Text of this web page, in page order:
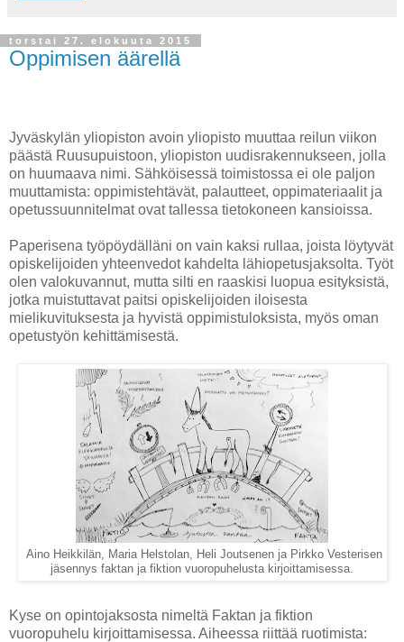
torstai 27. elokuuta 2015
Oppimisen äärellä
Jyväskylän yliopiston avoin yliopisto muuttaa reilun viikon
päästä Ruusupuistoon, yliopiston uudisrakennukseen, jolla
on huumaava nimi. Sähköisessä toimistossa ei ole paljon
muuttamista: oppimistehtävät, palautteet, oppimateriaalit ja
opetussuunnitelmat ovat tallessa tietokoneen kansioissa.
Paperisena työpöydälläni on vain kaksi rullaa, joista löytyvät
opiskelijoiden yhteenvedot kahdelta lähiopetusjaksolta. Työt
olen valokuvannut, mutta silti en raaskisi luopua esityksistä,
jotka muistuttavat paitsi opiskelijoiden iloisesta
mielikuvituksesta ja hyvistä oppimistuloksista, myös oman
opetustyön kehittämisestä.
Aino Heikkilän, Maria Helstolan, Heli Joutsenen ja Pirkko Vesterisen
jäsennys faktan ja fiktion vuoropuhelusta kirjoittamisessa.
Kyse on opintojaksosta nimeltä Faktan ja fiktion
vuoropuhelu kirjoittamisessa. Aiheessa riittää ruotimista: